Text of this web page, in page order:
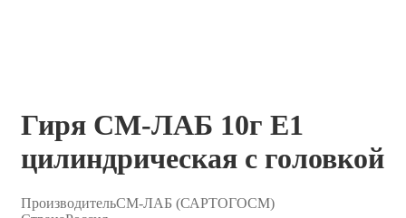
Гиря СМ-ЛАБ 10г E1
цилиндрическая с головкой
ПроизводительСМ-ЛАБ (САРТОГОСМ)